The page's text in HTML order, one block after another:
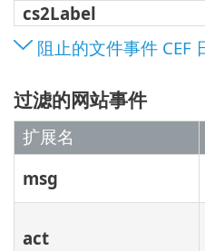
cs2Label
阻止的文件事件 CEF
过滤的网站事件
扩展名
msg
act